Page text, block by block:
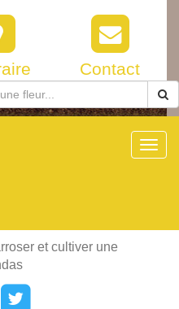
Contact
et cultiver une